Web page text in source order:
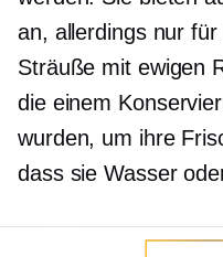
an, allerdings nur
Sträuße mit ewigen
die einem
wurden, um ihre
dass sie Wasser